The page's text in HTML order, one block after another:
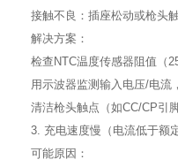
接触不良：插座松动或枪头触
解决方案：
检查NTC温度传感器阻值（
用示波器监测输入电压/电流，
清洁枪头触点（如CC/CP引脚
3. 充电速度慢（电流低于额定
可能原因：